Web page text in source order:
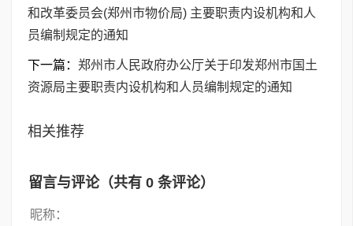
和改革委员会(郑州市物价局) 主要职责内设机构和人
员编制规定的通知
下一篇： 郑州市人民政府办公厅关于印发郑州市国土
资源局主要职责内设机构和人员编制规定的通知
相关推荐
留言与评论（共有 0 条评论）
昵称：